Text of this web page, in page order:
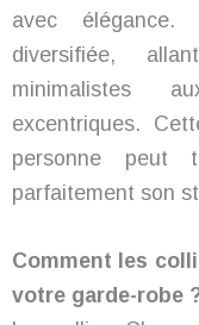
avec élégance.
diversifiée,
minimalistes
excentriques.
personne peut
parfaitement son
Comment les
votre garde-robe